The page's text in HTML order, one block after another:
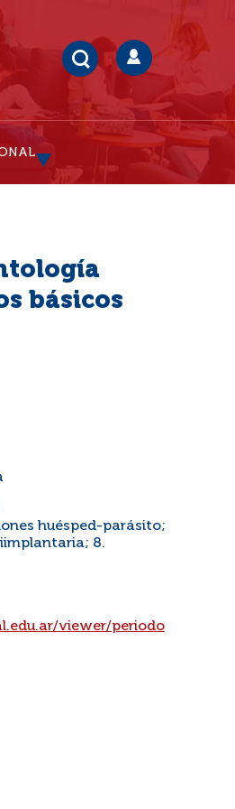
básicos
huésped-parásito;
8.
viewer/periodo